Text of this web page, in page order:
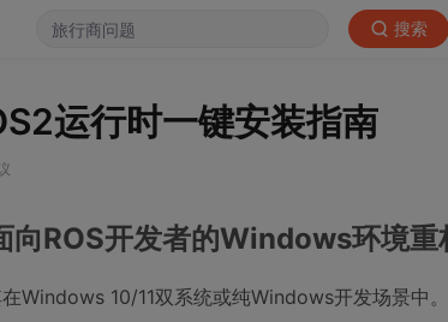
搜索
运行时一键安装指南
向ROS开发者的Windows环境重
Windows 10/11双系统或纯Windows开发场景中